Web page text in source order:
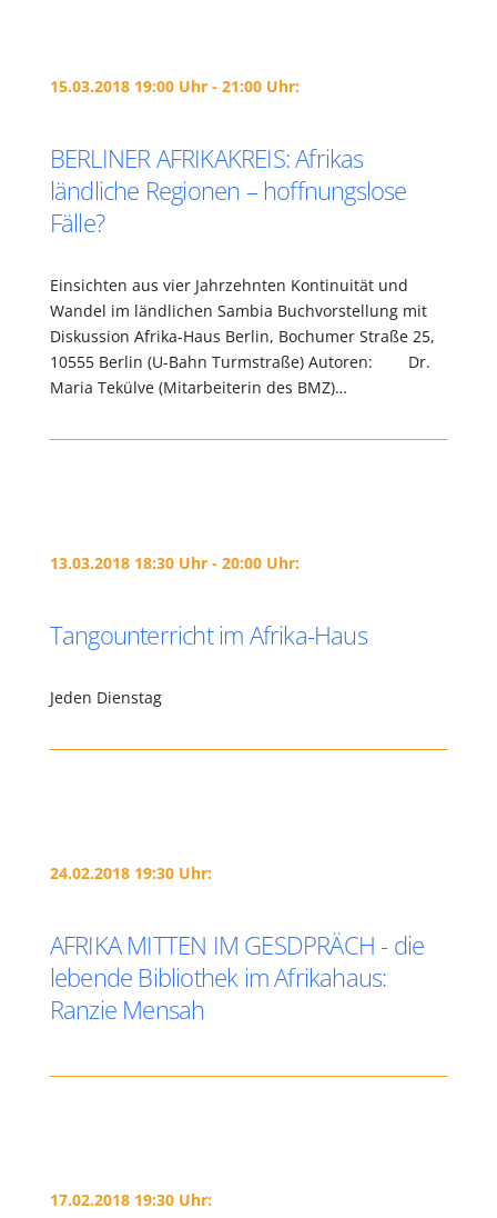
15.03.2018 19:00 Uhr - 21:00 Uhr:
BERLINER AFRIKAKREIS: Afrikas
ländliche Regionen – hoffnungslose
Fälle?
Einsichten aus vier Jahrzehnten Kontinuität und
Wandel im ländlichen Sambia Buchvorstellung mit
Diskussion Afrika-Haus Berlin, Bochumer Straße 25,
10555 Berlin (U-Bahn Turmstraße) Autoren: Dr.
Maria Tekülve (Mitarbeiterin des BMZ)…
13.03.2018 18:30 Uhr - 20:00 Uhr:
Tangounterricht im Afrika-Haus
Jeden Dienstag
24.02.2018 19:30 Uhr:
AFRIKA MITTEN IM GESDPRÄCH - die
lebende Bibliothek im Afrikahaus:
Ranzie Mensah
17.02.2018 19:30 Uhr: